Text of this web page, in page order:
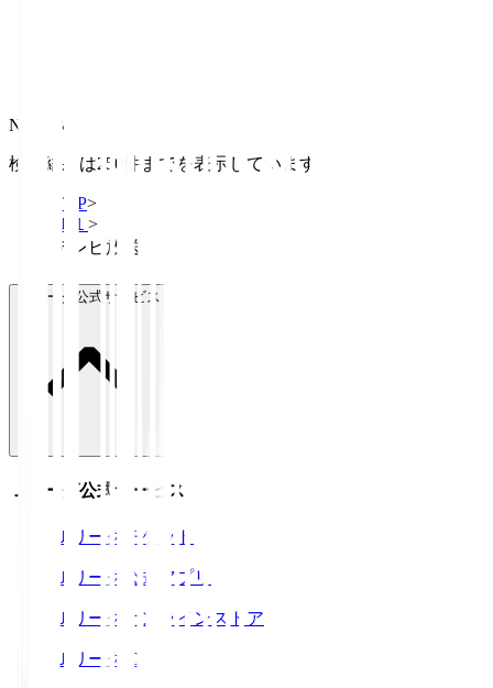
NHK BS
検索結果は250件までを表示しています
TOP>
Ｊ１ >
テレビ放送
Ｊリーグ公式サービス
Ｊリーグ公式サービス
Ｊリーグチケット
Ｊリーグ公式アプリ
Ｊリーグオンラインストア
ＪリーグID